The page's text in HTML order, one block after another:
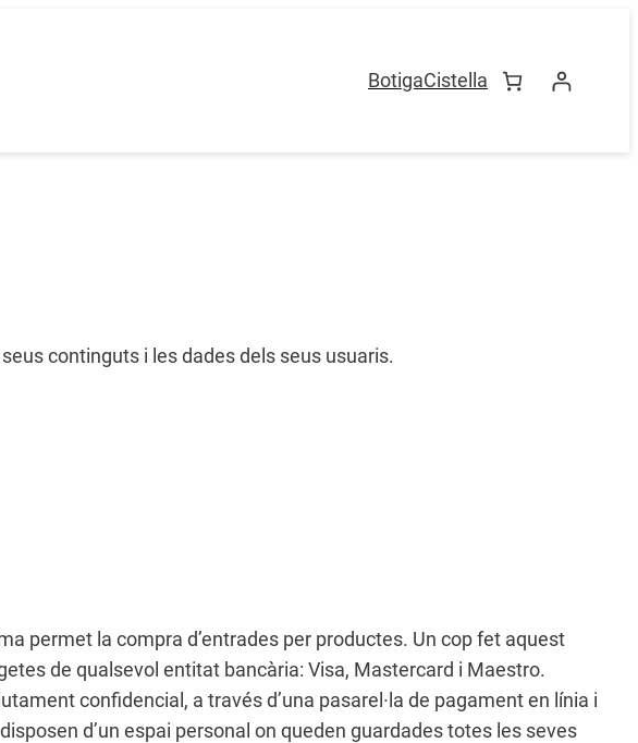
BotigaCistella
continguts i les dades dels seus usuaris.
permet la compra d’entrades per productes. Un cop fet aquest
de qualsevol entitat bancària: Visa, Mastercard i Maestro.
confidencial, a través d’una pasarel·la de pagament en línia i
d’un espai personal on queden guardades totes les seves